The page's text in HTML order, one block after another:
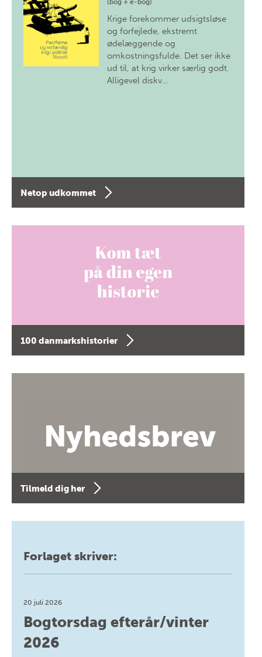
(bog + e-bog)
Krige forekommer udsigtsløse
og forfejlede, ekstremt
ødelæggende og
omkostningsfulde. Det ser ikke
ud til, at krig virker særlig godt.
Alligevel diskv…
Netop udkommet
100 danmarkshistorier
Tilmeld dig her
Forlaget skriver:
20 juli 2026
Bogtorsdag efterår/vinter
2026